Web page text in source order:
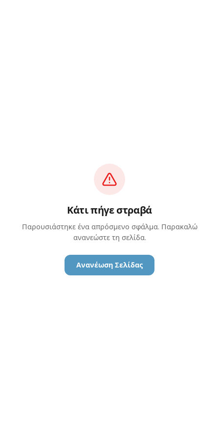
Κάτι πήγε στραβά
Παρουσιάστηκε ένα απρόσμενο σφάλμα. Παρακαλώ
ανανεώστε τη σελίδα.
Ανανέωση Σελίδας